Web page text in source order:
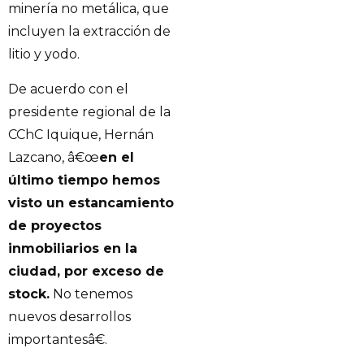
minería no metálica, que
incluyen la extracción de
litio y yodo.
De acuerdo con el
presidente regional de la
CChC Iquique, Hernán
Lazcano, â€œen el
último tiempo hemos
visto un estancamiento
de proyectos
inmobiliarios en la
ciudad, por exceso de
stock. No tenemos
nuevos desarrollos
importantesâ€.